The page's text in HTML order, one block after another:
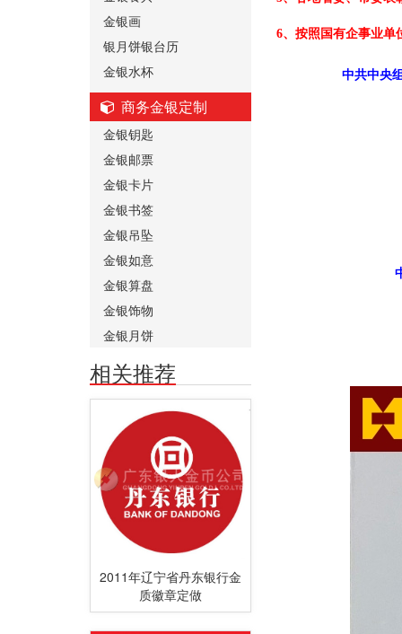
金银画
银月饼银台历
金银水杯
商务金银定制
金银钥匙
金银邮票
金银卡片
金银书签
金银吊坠
金银如意
金银算盘
金银饰物
金银月饼
相关推荐
2011年辽宁省丹东银行金
质徽章定做
6、按照国有企事业单
中共中央